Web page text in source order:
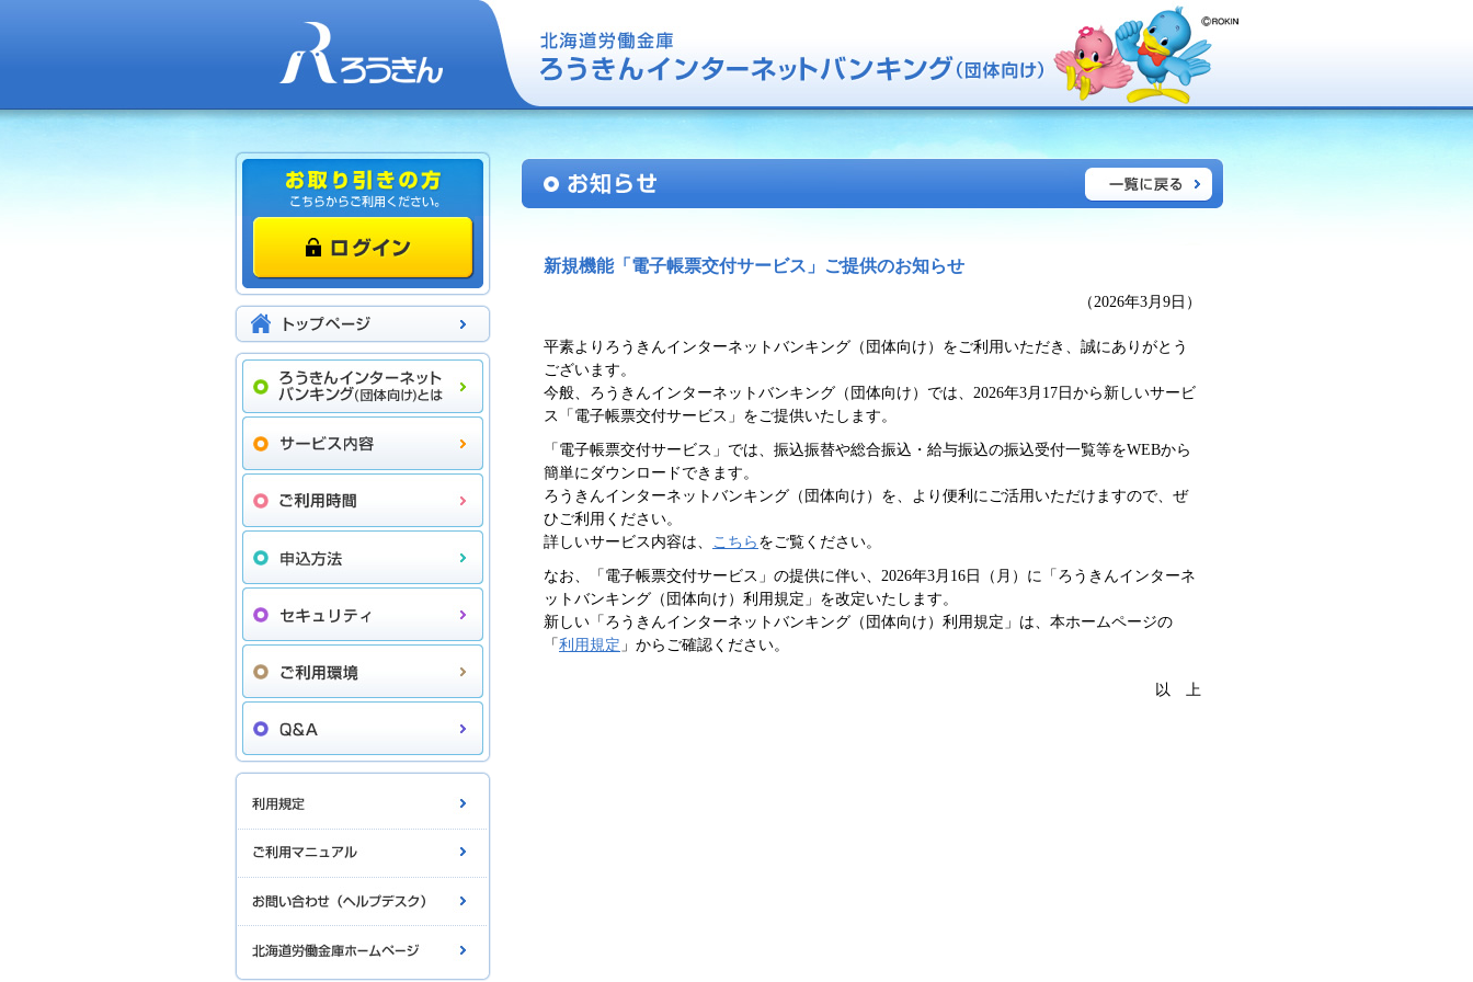
新規機能「電子帳票交付サービス」ご提供のお知らせ
（2026年3月9日）
平素よりろうきんインターネットバンキング（団体向け）をご利用いただき、誠にありがとう
ございます。
今般、ろうきんインターネットバンキング（団体向け）では、2026年3月17日から新しいサービ
ス「電子帳票交付サービス」をご提供いたします。
「電子帳票交付サービス」では、振込振替や総合振込・給与振込の振込受付一覧等をWEBから
簡単にダウンロードできます。
ろうきんインターネットバンキング（団体向け）を、より便利にご活用いただけますので、ぜ
ひご利用ください。
詳しいサービス内容は、 こちら をご覧ください。
なお、「電子帳票交付サービス」の提供に伴い、2026年3月16日（月）に「ろうきんインターネ
ットバンキング（団体向け）利用規定」を改定いたします。
新しい「ろうきんインターネットバンキング（団体向け）利用規定」は、本ホームページの
「 利用規定 」からご確認ください。
以 上